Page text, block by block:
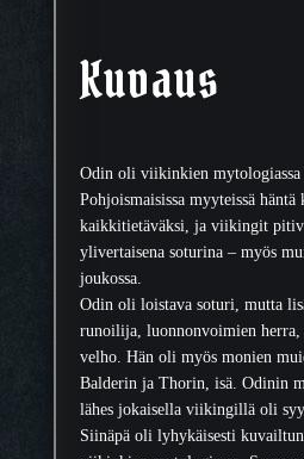
d
n
i
g
i
t
a
i
d
e
t
e
o
Kuvaus
Odin oli viikinkien mytologiassa
Pohjoismaisissa myyteissä häntä
kaikkitietäväksi, ja viikingit
ylivertaisena soturina – myös
joukossa.
Odin oli loistava soturi, mutta
runoilija, luonnonvoimien
velho. Hän oli myös monien
Balderin ja Thorin, isä. Odinin
lähes jokaisella viikingillä oli
Siinäpä oli lyhykäisesti